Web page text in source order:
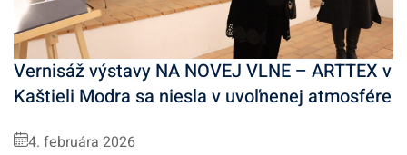
Vernisáž výstavy NA NOVEJ VLNE – ARTTEX v
Kaštieli Modra sa niesla v uvoľnenej atmosfére
4. februára 2026